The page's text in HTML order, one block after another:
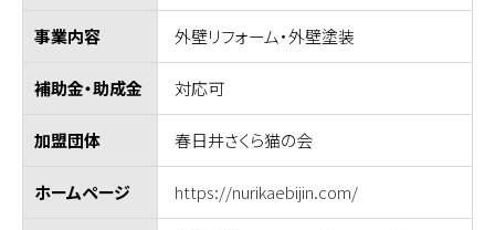
事業内容 外壁リフォーム・外壁塗装
補助金・助成金 対応可
加盟団体 春日井さくら猫の会
ホームページ https://nurikaebijin.com/